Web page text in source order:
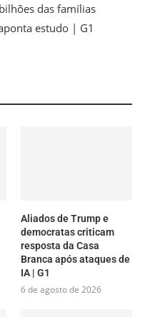
das famílias
estudo | G1
Aliados de Trump e
democratas criticam
resposta da Casa
Branca após ataques de
IA | G1
6 de agosto de 2026